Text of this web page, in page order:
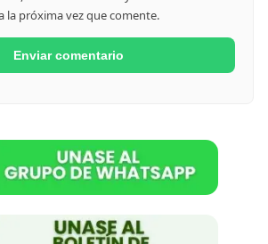
la próxima vez que comente.